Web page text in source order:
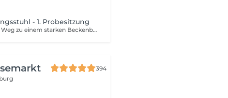
- 1. Probesitzung
Der EMP Chair Pro Ist der sanfte Weg zu einem starken Beckenboden. Der EMP Chair Pro hilft Menschen effektiv und ganz bequem im Sitzen, Beckenbodenbeschwerden und deren Folgen wie Inkontizenz, Rückenschmerzen, Prostata Beschwerden oder Libidoverlust zu lindern oder vorzubeugen. Eine Sitzung dauert ca. 28 min. Kontraindikationen: Schwangerschaft, Metallimplantate im Beckenbereich, Herzschrittmacher, Kupferspirale, Hüftprothese, akute Entzündungen oder Infektionen, neurologische Krankheiten.
394